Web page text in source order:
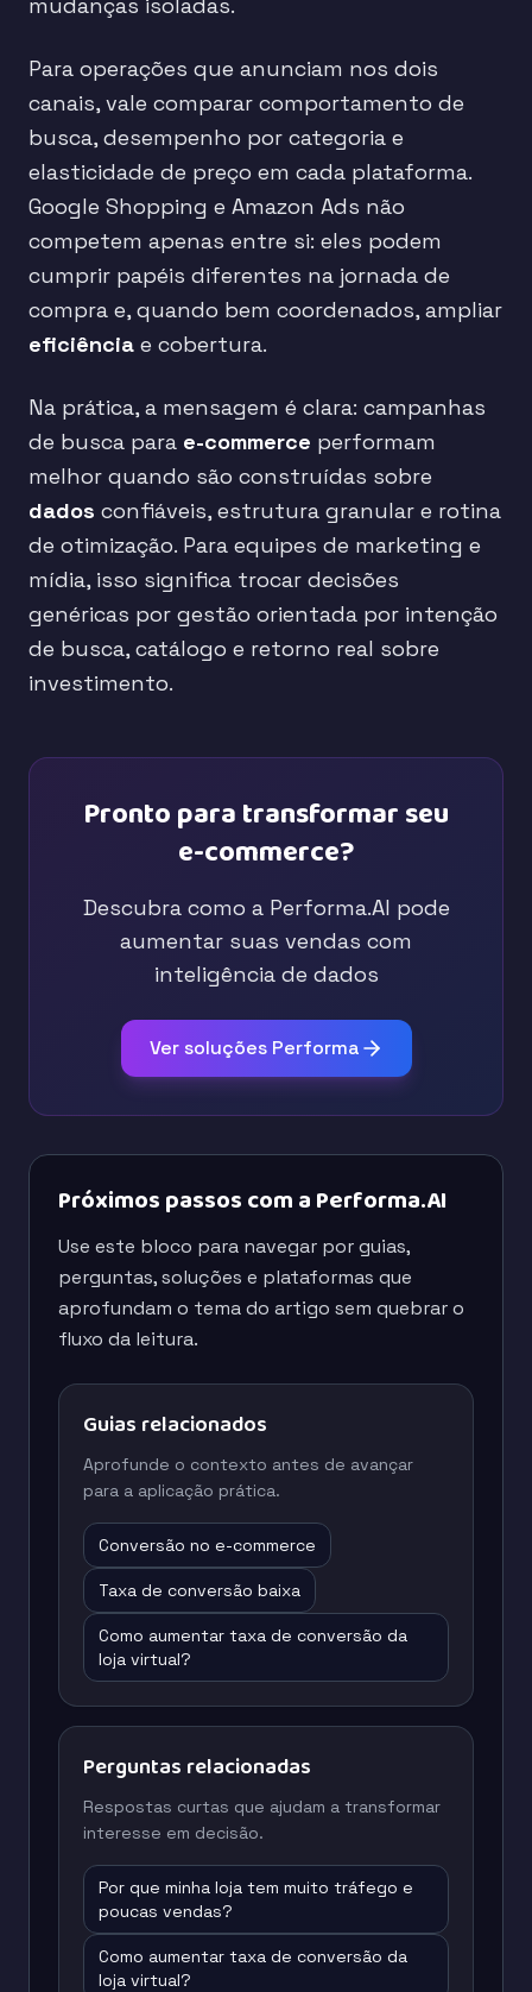
Para operações que anunciam nos dois
canais, vale comparar comportamento de
busca, desempenho por categoria e
elasticidade de preço em cada plataforma.
Google Shopping e Amazon Ads não
competem apenas entre si: eles podem
cumprir papéis diferentes na jornada de
compra e, quando bem coordenados, ampliar
eficiência e cobertura.
Na prática, a mensagem é clara: campanhas
de busca para e-commerce performam
melhor quando são construídas sobre
dados confiáveis, estrutura granular e rotina
de otimização. Para equipes de marketing e
mídia, isso significa trocar decisões
genéricas por gestão orientada por intenção
de busca, catálogo e retorno real sobre
investimento.
Pronto para transformar seu
e-commerce?
Descubra como a Performa.AI pode
aumentar suas vendas com
inteligência de dados
Ver soluções Performa
Próximos passos com a Performa.AI
Use este bloco para navegar por guias,
perguntas, soluções e plataformas que
aprofundam o tema do artigo sem quebrar o
fluxo da leitura.
Guias relacionados
Aprofunde o contexto antes de avançar
para a aplicação prática.
Conversão no e-commerce
Taxa de conversão baixa
Como aumentar taxa de conversão da
loja virtual?
Perguntas relacionadas
Respostas curtas que ajudam a transformar
interesse em decisão.
Por que minha loja tem muito tráfego e
poucas vendas?
Como aumentar taxa de conversão da
loja virtual?